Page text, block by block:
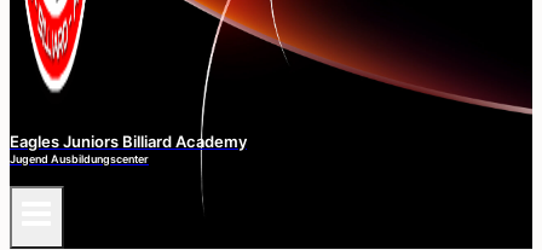
Eagles Juniors Billiard Academy
Jugend Ausbildungscenter